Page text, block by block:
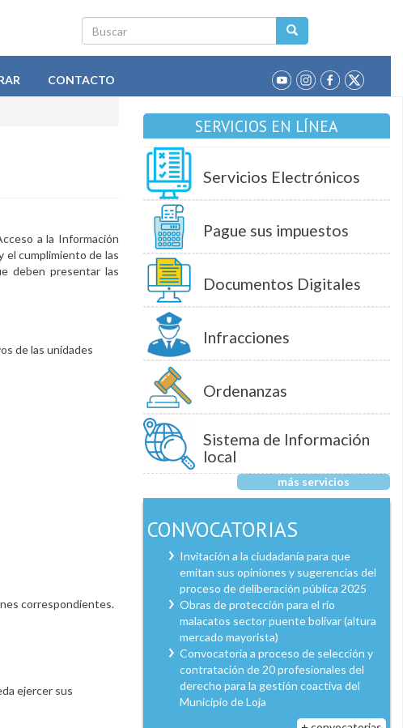
Buscar
CONTACTO
a la Información
el cumplimiento de las
deben presentar las
de las unidades
correspondientes.
ejercer sus
SERVICIOS EN LÍNEA
Servicios Electrónicos
Pague sus impuestos
Documentos Digitales
Infracciones
Ordenanzas
Sistema de Información
local
más servicios
CONVOCATORIAS
Invitación a la ciudadanía para que
emitan sus opiniones y sugerencias del
proceso de deliberación pública 2025
Obras de protección para el río
malacatos sector puente bolívar (altura
mercado mayorista)
Convocatoria a proceso de selección y
contratación de 20 profesionales del
derecho para la gestión coactiva del
Municipio de Loja